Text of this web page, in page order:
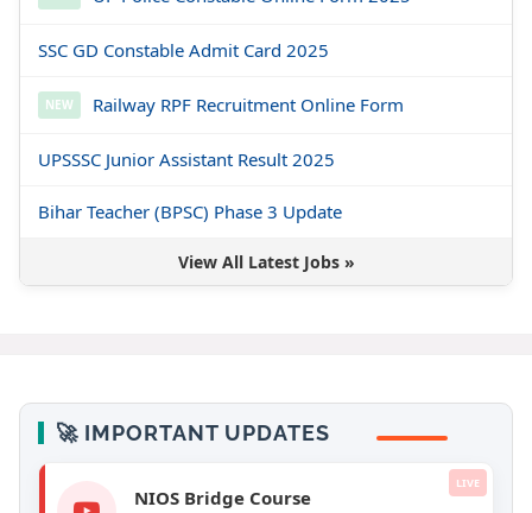
SSC GD Constable Admit Card 2025
NEW Railway RPF Recruitment Online Form
UPSSSC Junior Assistant Result 2025
Bihar Teacher (BPSC) Phase 3 Update
View All Latest Jobs »
🚀 IMPORTANT UPDATES
NIOS Bridge Course
LIVE